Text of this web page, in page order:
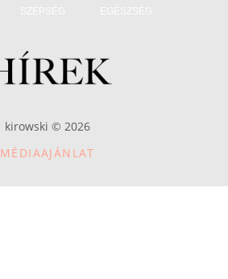
kirowski © 2026
MÉDIAAJÁNLAT